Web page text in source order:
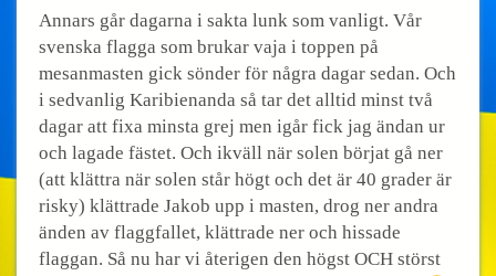
Annars går dagarna i sakta lunk som vanligt. Vår
svenska flagga som brukar vaja i toppen på
mesanmasten gick sönder för några dagar sedan. Och
i sedvanlig Karibienanda så tar det alltid minst två
dagar att fixa minsta grej men igår fick jag ändan ur
och lagade fästet. Och ikväll när solen börjat gå ner
(att klättra när solen står högt och det är 40 grader är
risky) klättrade Jakob upp i masten, drog ner andra
änden av flaggfallet, klättrade ner och hissade
flaggan. Så nu har vi återigen den högst OCH störst